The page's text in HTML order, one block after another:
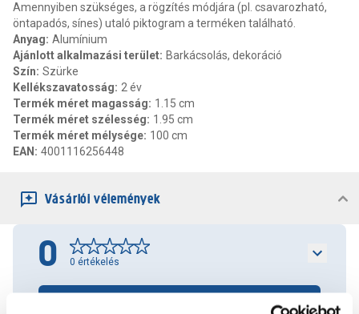
Amennyiben szükséges, a rögzítés módjára (pl. csavarozható,
öntapadós, sínes) utaló piktogram a terméken található.
Anyag: Alumínium
Ajánlott alkalmazási terület: Barkácsolás, dekoráció
Szín: Szürke
Kellékszavatosság: 2 év
Termék méret magasság: 1.15 cm
Termék méret szélesség: 1.95 cm
Termék méret mélysége: 100 cm
EAN : 4001116256448
Vásárlói vélemények
0 0 értékelés